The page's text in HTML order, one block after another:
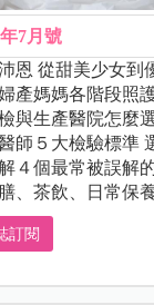
7月號
恩 從甜美少女到
產媽媽各階段照
與生產醫院怎麼
師５大檢驗標準
４個最常被誤解
、茶飲、日常保
訂閱